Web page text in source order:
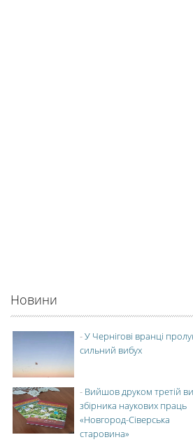
Новини
-У Чернігові вранці
сильний вибух
- Вийшов друком третій
збірника наукових праць
«Новгород-Сіверська
старовина»